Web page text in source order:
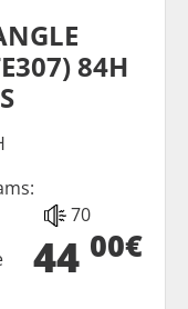
84H
70
44 00€